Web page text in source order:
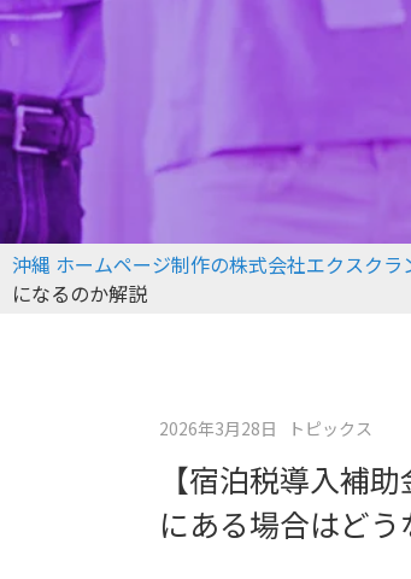
沖縄 ホームページ制作の株式会社エクスクラ
になるのか解説
2026年3月28日 トピックス
【宿泊税導入補
にある場合はど